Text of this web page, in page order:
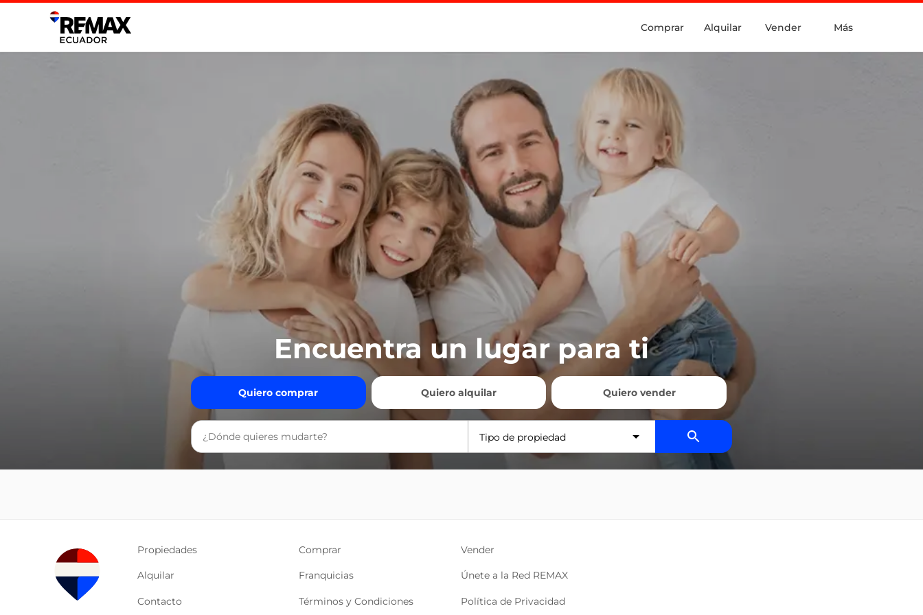
Comprar Alquilar Vender Más
Encuentra un lugar para ti
Quiero comprar Quiero alquilar Quiero vender
Tipo de propiedad
Propiedades Comprar Vender
Alquilar Franquicias Únete a la Red REMAX
Contacto Términos y Condiciones Política de Privacidad